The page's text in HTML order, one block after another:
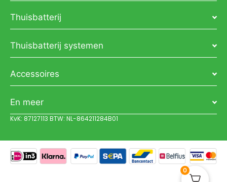
Thuisbatterij
Thuisbatterij systemen
Accessoires
En meer
KvK: 87127113 BTW: NL-864211284B01
0